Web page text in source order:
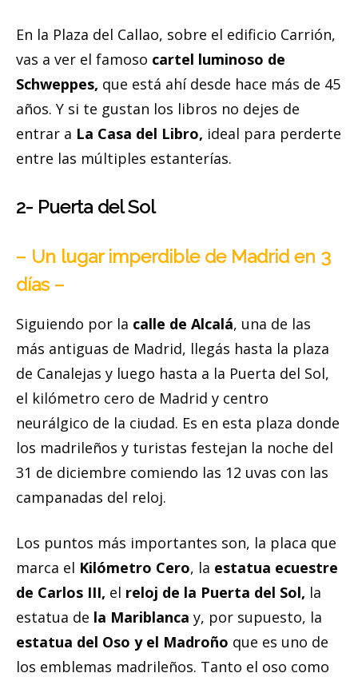
En la Plaza del Callao, sobre el edificio Carrión,
vas a ver el famoso cartel luminoso de
Schweppes, que está ahí desde hace más de 45
años. Y si te gustan los libros no dejes de
entrar a La Casa del Libro, ideal para perderte
entre las múltiples estanterías.
2- Puerta del Sol
– Un lugar imperdible de Madrid en 3
días –
Siguiendo por la calle de Alcalá, una de las
más antiguas de Madrid, llegás hasta la plaza
de Canalejas y luego hasta a la Puerta del Sol,
el kilómetro cero de Madrid y centro
neurálgico de la ciudad. Es en esta plaza donde
los madrileños y turistas festejan la noche del
31 de diciembre comiendo las 12 uvas con las
campanadas del reloj.
Los puntos más importantes son, la placa que
marca el Kilómetro Cero, la estatua ecuestre
de Carlos III, el reloj de la Puerta del Sol, la
estatua de la Mariblanca y, por supuesto, la
estatua del Oso y el Madroño que es uno de
los emblemas madrileños. Tanto el oso como